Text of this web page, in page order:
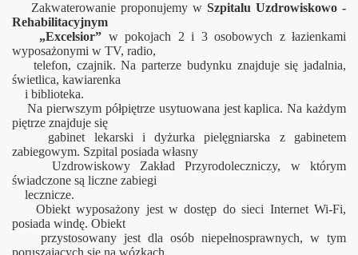
Zakwaterowanie proponujemy w Szpitalu Uzdrowiskowo -
Rehabilitacyjnym
„Excelsior” w pokojach 2 i 3 osobowych z łazienkami
wyposażonymi w TV, radio,
telefon, czajnik. Na parterze budynku znajduje się jadalnia,
świetlica, kawiarenka
i biblioteka.
Na pierwszym półpiętrze usytuowana jest kaplica. Na każdym
piętrze znajduje się
gabinet lekarski i dyżurka pielęgniarska z gabinetem
zabiegowym. Szpital posiada własny
Uzdrowiskowy Zakład Przyrodoleczniczy, w którym
świadczone są liczne zabiegi
lecznicze.
Obiekt wyposażony jest w dostęp do sieci Internet Wi-Fi,
posiada windę. Obiekt
przystosowany jest dla osób niepełnosprawnych, w tym
poruszających się na wózkach